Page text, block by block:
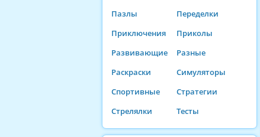
Пазлы
Переделки
Приключения
Приколы
Развивающие
Разные
Раскраски
Симуляторы
Спортивные
Стратегии
Стрелялки
Тесты